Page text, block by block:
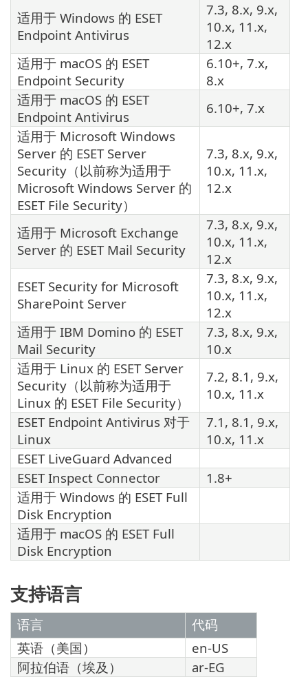
适用于 Windows 的 ESET
Endpoint Antivirus
7.3, 8.x, 9.x,
10.x, 11.x,
12.x
适用于 macOS 的 ESET
Endpoint Security
6.10+, 7.x,
8.x
适用于 macOS 的 ESET
Endpoint Antivirus
6.10+, 7.x
适用于 Microsoft Windows
Server 的 ESET Server
Security（以前称为适用于
Microsoft Windows Server 的
ESET File Security）
7.3, 8.x, 9.x,
10.x, 11.x,
12.x
适用于 Microsoft Exchange
Server 的 ESET Mail Security
7.3, 8.x, 9.x,
10.x, 11.x,
12.x
ESET Security for Microsoft
SharePoint Server
7.3, 8.x, 9.x,
10.x, 11.x,
12.x
适用于 IBM Domino 的 ESET
Mail Security
7.3, 8.x, 9.x,
10.x
适用于 Linux 的 ESET Server
Security（以前称为适用于
Linux 的 ESET File Security）
7.2, 8.1, 9.x,
10.x, 11.x
ESET Endpoint Antivirus 对于
Linux
7.1, 8.1, 9.x,
10.x, 11.x
ESET LiveGuard Advanced
ESET Inspect Connector
1.8+
适用于 Windows 的 ESET Full
Disk Encryption
适用于 macOS 的 ESET Full
Disk Encryption
支持语言
语言
代码
英语（美国）
en-US
阿拉伯语（埃及）
ar-EG